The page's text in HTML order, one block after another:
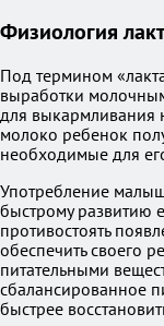
Физиология
Под термином
выработки
для выкармливания
молоко ребенок
необходимые для
Употребление
быстрому развитию
противостоять
обеспечить своего
питательными
сбалансированное
быстрее